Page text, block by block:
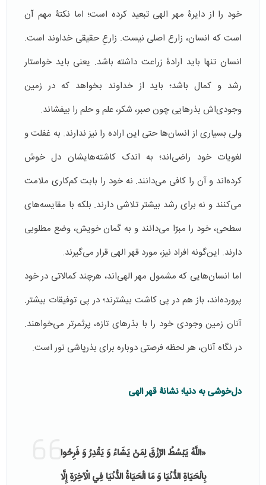
خود را از دایرۀ مهر الهی تبعید کرده است؛ اما نکتۀ مهم آن
است که انسان، زارع اصلی نیست. زارعِ حقیقی خداوند است.
انسان تنها باید ارادۀ زراعت داشته باشد. یعنی باید خواستار
رشد و کمال باشد؛ باید از خداوند بخواهد که در زمین
وجودی‌اش بذرهایی چون صبر، شکر، علم و حلم را بیفشاند.
ولی بسیاری از انسان‌ها حتی این اراده را نیز ندارند. به غفلت و
لغویات خود راضی‌اند؛ به اندک کاشته‌هایشان دل خوش
کرده‌اند و آن را کافی می‌دانند. نه خود را بابت کم‌کاری ملامت
می‌کنند و نه برای رشد بیشتر تلاشی دارند. بلکه با مقایسه‌های
سطحی، خود را مبرّا می‌دانند و به گمان خویش، وضع مطلوبی
دارند. این‌گونه افراد نیز، مورد قهر الهی قرار می‌گیرند.
اما انسان‌هایی که مشمول مهر الهی‌اند، هرچند کمالاتی در خود
پرورده‌اند، باز هم در پی کاشت بیشترند؛ در پی توفیقات بیشتر.
آنان زمین وجودی خود را با بذرهای تازه، پرثمرتر می‌خواهند.
در نگاه آنان، هر لحظه فرصتی دوباره برای بذرپاشی نور است.
دل‌خوشی به دنیا؛ نشانۀ قهر الهی
«اللَّهُ يَبْسُطُ الرِّزْقَ لِمَنْ يَشَاءُ وَ يَقْدِرُ وَ فَرِحُوا
بِالْحَيَاةِ الدُّنْيَا وَ مَا الْحَيَاةُ الدُّنْيَا فِي الْآخِرَةِ إِلَّا